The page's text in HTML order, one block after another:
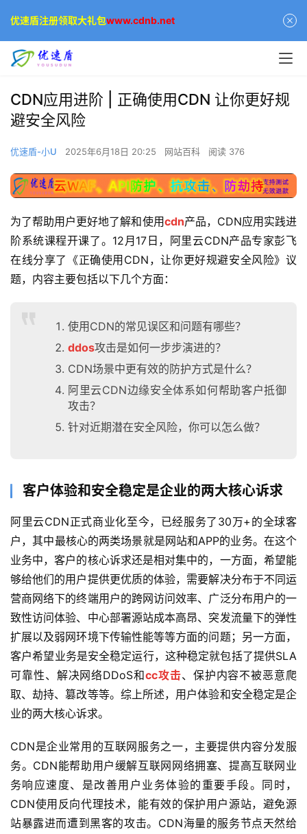
CDN应用进阶 | 正确使用CDN 让你更好规
避安全风险
优速盾-小U 2025年6月18日 20:25 网站百科 阅读 376
为了帮助用户更好地了解和使用cdn产品，CDN应用实践进
阶系统课程开课了。12月17日，阿里云CDN产品专家彭飞
在线分享了《正确使用CDN，让你更好规避安全风险》议
题，内容主要包括以下几个方面：
使用CDN的常见误区和问题有哪些？
ddos攻击是如何一步步演进的？
CDN场景中更有效的防护方式是什么？
阿里云CDN边缘安全体系如何帮助客户抵御
攻击？
针对近期潜在安全风险，你可以怎么做？
客户体验和安全稳定是企业的两大核心诉求
阿里云CDN正式商业化至今，已经服务了30万+的全球客
户，其中最核心的两类场景就是网站和APP的业务。在这个
业务中，客户的核心诉求还是相对集中的，一方面，希望能
够给他们的用户提供更优质的体验，需要解决分布于不同运
营商网络下的终端用户的跨网访问效率、广泛分布用户的一
致性访问体验、中心部署源站成本高昂、突发流量下的弹性
扩展以及弱网环境下传输性能等等方面的问题；另一方面，
客户希望业务是安全稳定运行，这种稳定就包括了提供SLA
可靠性、解决网络DDoS和cc攻击、保护内容不被恶意爬
取、劫持、篡改等等。综上所述，用户体验和安全稳定是企
业的两大核心诉求。
CDN是企业常用的互联网服务之一，主要提供内容分发服
务。CDN能帮助用户缓解互联网网络拥塞、提高互联网业
务响应速度、是改善用户业务体验的重要手段。同时，
CDN使用反向代理技术，能有效的保护用户源站，避免源
站暴露进而遭到黑客的攻击。CDN海量的服务节点天然给
优速盾注册领取大礼包www.cdnb.net